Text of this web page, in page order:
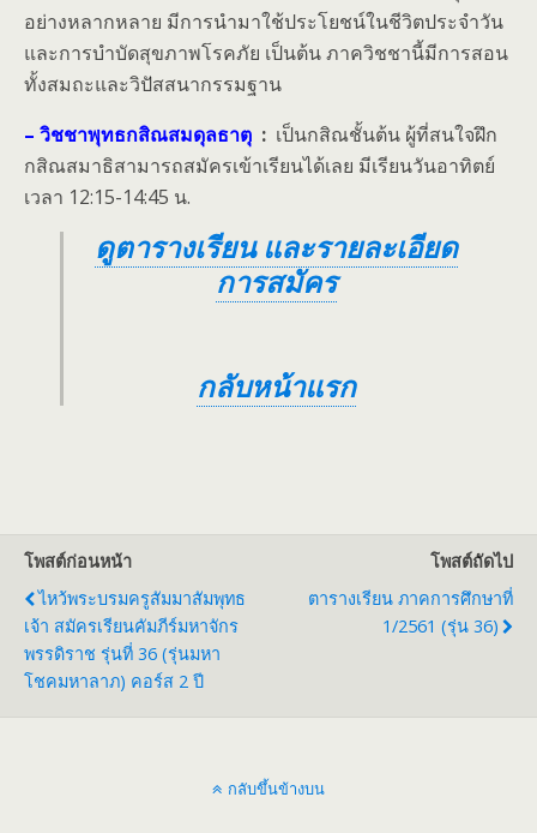
อย่างหลากหลาย มีการนำมาใช้ประโยชน์ในชีวิตประจำวัน
และการบำบัดสุขภาพโรคภัย เป็นต้น ภาควิชชานี้มีการสอน
ทั้งสมถะและวิปัสสนากรรมฐาน
– วิชชาพุทธกสิณสมดุลธาตุ : เป็นกสิณชั้นต้น ผู้ที่สนใจฝึก
กสิณสมาธิสามารถสมัครเข้าเรียนได้เลย มีเรียนวันอาทิตย์
เวลา 12:15-14:45 น.
ดูตารางเรียน และรายละเอียด
การสมัคร
กลับหน้าแรก
โพสต์ก่อนหน้า
ไหว้พระบรมครูสัมมาสัมพุทธ
เจ้า สมัครเรียนคัมภีร์มหาจักร
พรรดิราช รุ่นที่ 36 (รุ่นมหา
โชคมหาลาภ) คอร์ส 2 ปี
โพสต์ถัดไป
ตารางเรียน ภาคการศึกษาที่
1/2561 (รุ่น 36)
กลับขึ้นข้างบน